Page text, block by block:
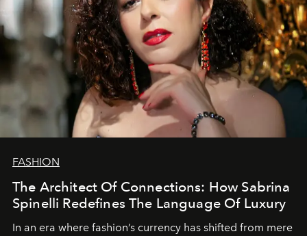
FASHION
The Architect Of Connections: How Sabrina
Spinelli Redefines The Language Of Luxury
In an era where fashion’s currency has shifted from mere